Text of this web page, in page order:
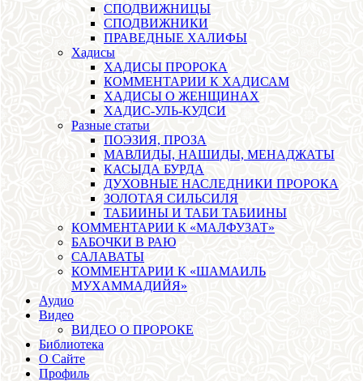
СПОДВИЖНИЦЫ
СПОДВИЖНИКИ
ПРАВЕДНЫЕ ХАЛИФЫ
Хадисы
ХАДИСЫ ПРОРОКА
КОММЕНТАРИИ К ХАДИСАМ
ХАДИСЫ О ЖЕНЩИНАХ
ХАДИС-УЛЬ-КУДСИ
Разные статьи
ПОЭЗИЯ, ПРОЗА
МАВЛИДЫ, НАШИДЫ, МЕНАДЖАТЫ
КАСЫДА БУРДА
ДУХОВНЫЕ НАСЛЕДНИКИ ПРОРОКА
ЗОЛОТАЯ СИЛЬСИЛЯ
ТАБИИНЫ И ТАБИ ТАБИИНЫ
КОММЕНТАРИИ К «МАЛФУЗАТ»
БАБОЧКИ В РАЮ
САЛАВАТЫ
КОММЕНТАРИИ К «ШАМАИЛЬ
МУХАММАДИЙЯ»
Аудио
Видео
ВИДЕО О ПРОРОКЕ
Библиотека
О Сайте
Профиль